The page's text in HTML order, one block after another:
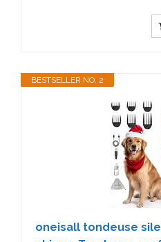
BESTSELLER NO. 2
oneisall tondeuse